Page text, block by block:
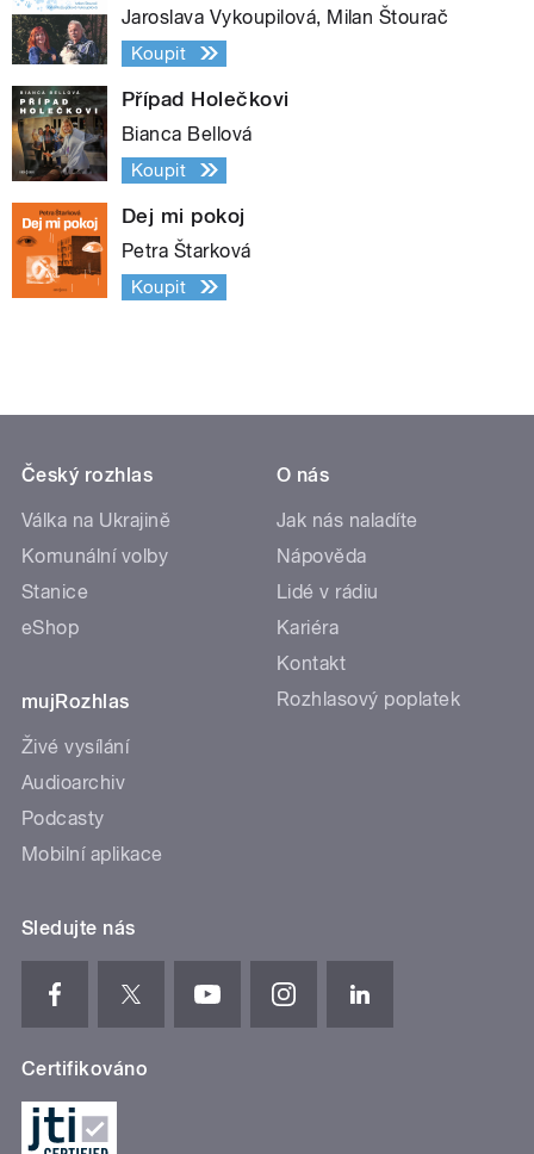
Jaroslava Vykoupilová, Milan Štourač
Koupit
Případ Holečkovi
Bianca Bellová
Koupit
Dej mi pokoj
Petra Štarková
Koupit
Český rozhlas
Válka na Ukrajině
Komunální volby
Stanice
eShop
mujRozhlas
Živé vysílání
Audioarchiv
Podcasty
Mobilní aplikace
O nás
Jak nás naladíte
Nápověda
Lidé v rádiu
Kariéra
Kontakt
Rozhlasový poplatek
Sledujte nás
Certifikováno